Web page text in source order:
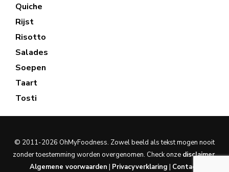
Quiche
Rijst
Risotto
Salades
Soepen
Taart
Tosti
© 2011-2026 OhMyFoodness. Zowel beeld als tekst mogen nooit
zonder toestemming worden overgenomen. Check onze disclaimer.
Algemene voorwaarden | Privacyverklaring | Contact